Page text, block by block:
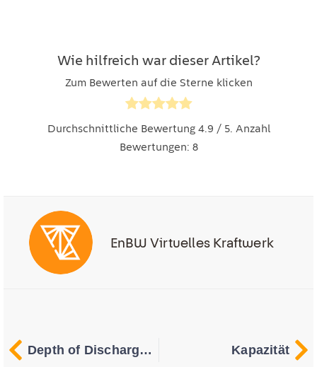
Wie hilfreich war dieser Artikel?
Zum Bewerten auf die Sterne klicken
Durchschnittliche Bewertung 4.9 / 5. Anzahl
Bewertungen: 8
EnBW Virtuelles Kraftwerk
Depth of Discharge (DoD) Kapazität